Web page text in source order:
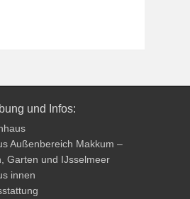
und Infos:
Außenbereich Makkum –
Garten und IJsselmeer
innen